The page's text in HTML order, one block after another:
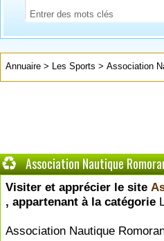
Annuaire > Les Sports > Association
Association Nautique
Visiter et apprécier le site
, appartenant à la catégorie
Association Nautique